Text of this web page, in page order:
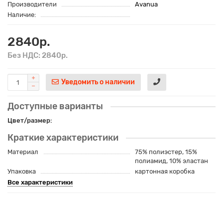
Производители
Avanua
Наличие:
2840р.
Без НДС: 2840р.
Уведомить о наличии
Доступные варианты
Цвет/размер:
Краткие характеристики
Материал
75% полиэстер, 15%
полиамид, 10% эластан
Упаковка
картонная коробка
Все характеристики